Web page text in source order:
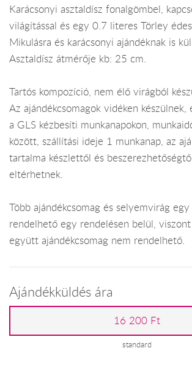
Karácsonyi asztaldísz fonalgömbel,
világítással és egy 0.7 literes Törley
Mikulásra és karácsonyi ajándéknak is
Asztaldísz átmérője kb: 25 cm.
Tartós kompozíció, nem élő virágból
Az ajándékcsomagok vidéken készülnek,
a GLS kézbesíti munkanapokon,
között, szállítási ideje 1 munkanap, az
tartalma készlettől és
eltérhetnek.
Több ajándékcsomag és selyemvirág
rendelhető egy rendelésen belül,
együtt ajándékcsomag nem rendelhető.
Ajándékküldés ára
16 200 Ft
standard